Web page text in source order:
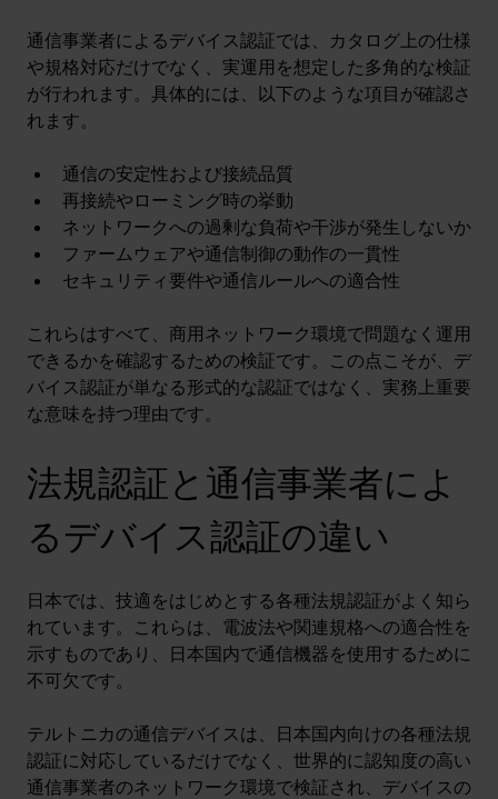
通信事業者によるデバイス認証では、カタログ上の仕様
や規格対応だけでなく、実運用を想定した多角的な検証
が行われます。具体的には、以下のような項目が確認さ
れます。
通信の安定性および接続品質
再接続やローミング時の挙動
ネットワークへの過剰な負荷や干渉が発生しないか
ファームウェアや通信制御の動作の一貫性
セキュリティ要件や通信ルールへの適合性
これらはすべて、商用ネットワーク環境で問題なく運用
できるかを確認するための検証です。この点こそが、デ
バイス認証が単なる形式的な認証ではなく、実務上重要
な意味を持つ理由です。
法規認証と通信事業者によ
るデバイス認証の違い
日本では、技適をはじめとする各種法規認証がよく知ら
れています。これらは、電波法や関連規格への適合性を
示すものであり、日本国内で通信機器を使用するために
不可欠です。
テルトニカの通信デバイスは、日本国内向けの各種法規
認証に対応しているだけでなく、世界的に認知度の高い
通信事業者のネットワーク環境で検証され、デバイスの